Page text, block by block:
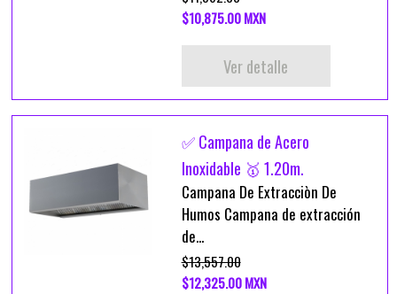
$10,875.00 MXN
Ver detalle
✅ Campana de Acero
Inoxidable 🥇 1.20m.
Campana De Extracciòn De
Humos Campana de extracción
de...
$13,557.00
$12,325.00 MXN